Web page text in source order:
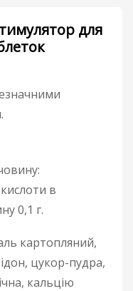
для
кислоти в
0,1 г.
картопляний,
цукор-пудра,
кальцію